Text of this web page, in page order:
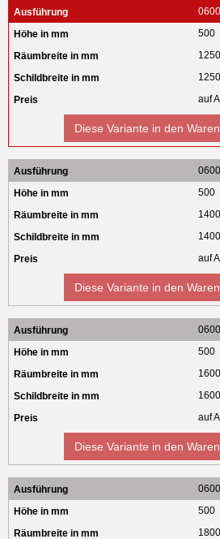
500
1250
auf
Diese Variante in den
500
1400
auf
Diese Variante in den
500
1600
auf
Diese Variante in den
500